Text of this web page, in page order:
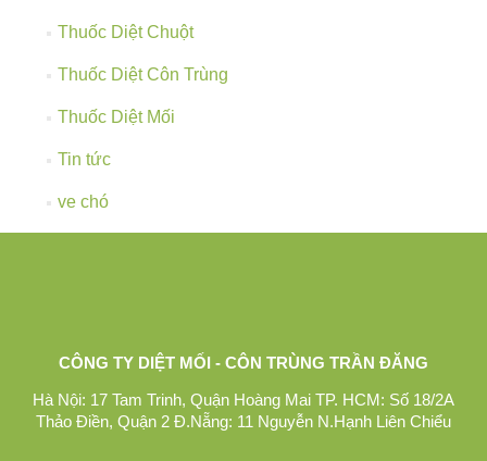
Thuốc Diệt Chuột
Thuốc Diệt Côn Trùng
Thuốc Diệt Mối
Tin tức
ve chó
CÔNG TY DIỆT MỐI - CÔN TRÙNG TRẦN ĐĂNG
Hà Nội: 17 Tam Trinh, Quận Hoàng Mai TP. HCM: Số 18/2A
Thảo Điền, Quận 2 Đ.Nẵng: 11 Nguyễn N.Hạnh Liên Chiểu